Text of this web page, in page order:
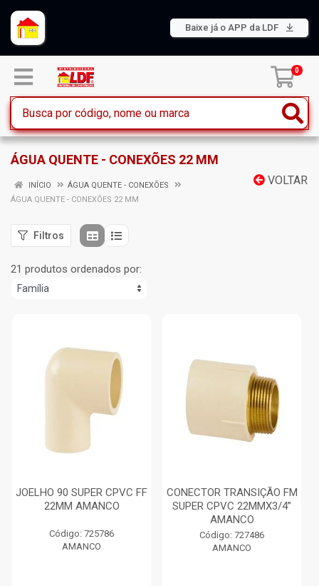
Baixe já o APP da LDF
0
ÁGUA QUENTE - CONEXÕES 22 MM
VOLTAR
INÍCIO
ÁGUA QUENTE - CONEXÕES
ÁGUA QUENTE - CONEXÕES 22 MM
Filtros
21 produtos ordenados por:
JOELHO 90 SUPER CPVC FF
22MM AMANCO
Código: 725786
AMANCO
CONECTOR TRANSIÇÃO FM
SUPER CPVC 22MMX3/4”
AMANCO
Código: 727486
AMANCO